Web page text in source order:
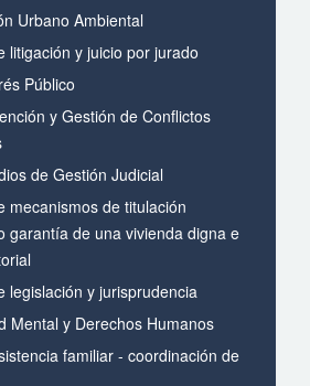
Urbano Ambiental
litigación y juicio por jurado
Público
y Gestión de Conflictos
de Gestión Judicial
mecanismos de titulación
garantía de una vivienda digna e
legislación y jurisprudencia
Mental y Derechos Humanos
familiar - coordinación de